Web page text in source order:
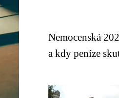
Nemocenská
a kdy peníze